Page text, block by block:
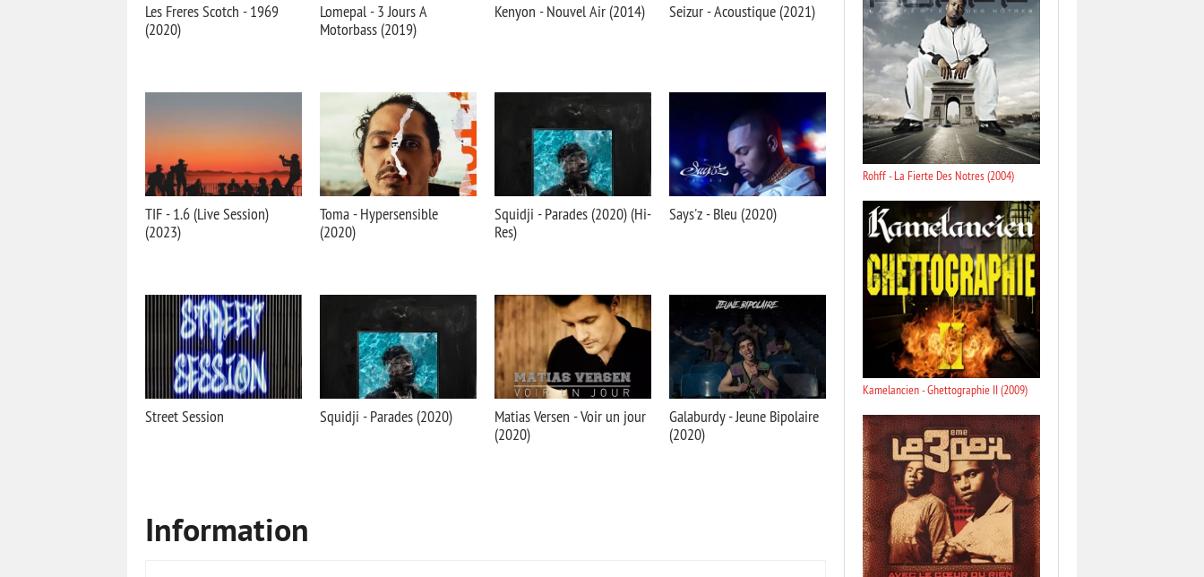
Les Freres Scotch - 1969
(2020)
Lomepal - 3 Jours A
Motorbass (2019)
Kenyon - Nouvel Air (2014) Seizur - Acoustique (2021)
TIF - 1.6 (Live Session)
(2023)
Toma - Hypersensible
(2020)
Squidji - Parades (2020) (Hi-
Res)
Says'z - Bleu (2020)
Street Session Squidji - Parades (2020)
Matias Versen - Voir un jour
(2020)
Galaburdy - Jeune Bipolaire
(2020)
Information
Rohff - La Fierte Des Notres (2004)
Kamelancien - Ghettographie II (2009)